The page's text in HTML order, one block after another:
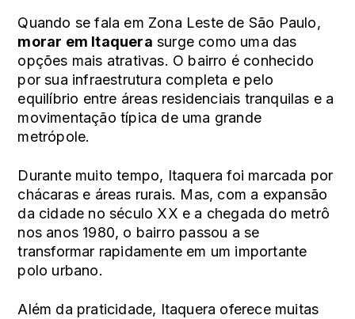
Quando se fala em Zona Leste de São Paulo,
morar em Itaquera surge como uma das
opções mais atrativas. O bairro é conhecido
por sua infraestrutura completa e pelo
equilíbrio entre áreas residenciais tranquilas e a
movimentação típica de uma grande
metrópole.
Durante muito tempo, Itaquera foi marcada por
chácaras e áreas rurais. Mas, com a expansão
da cidade no século XX e a chegada do metrô
nos anos 1980, o bairro passou a se
transformar rapidamente em um importante
polo urbano.
Além da praticidade, Itaquera oferece muitas